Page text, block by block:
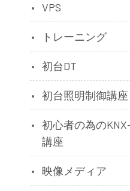
VPS
トレーニング
初台DT
初台照明制御講座
初心者の為の
講座
映像メディア